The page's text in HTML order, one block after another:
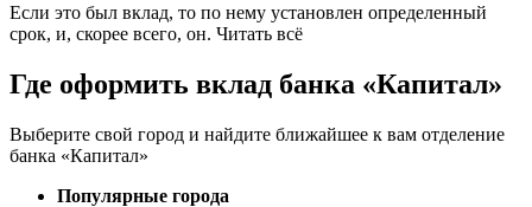
Если это был вклад, то по нему установлен определенный
срок, и, скорее всего, он. Читать всё
Где оформить вклад банка «Капитал»
Выберите свой город и найдите ближайшее к вам отделение
банка «Капитал»
Популярные города